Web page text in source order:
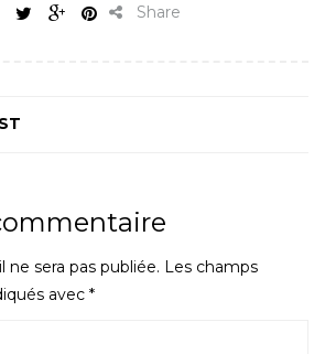
Share
ne sera pas publiée. Les champs
avec *